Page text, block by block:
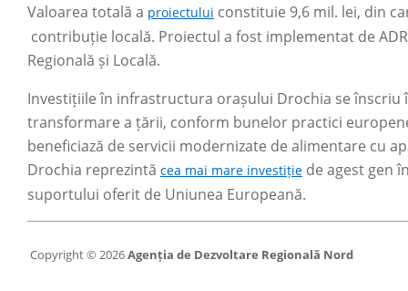
Valoarea totală a proiectului constituie 9,6 mil. lei, din
contribuție locală. Proiectul a fost implementat de
Regională și Locală.
Investițiile în infrastructura orașului Drochia se
transformare a țării, conform bunelor practici
beneficiază de servicii modernizate de alimentare cu
Drochia reprezintă cea mai mare investiție de agest gen
suportului oferit de Uniunea Europeană.
Copyright © 2026Agenția de Dezvoltare Regională Nord